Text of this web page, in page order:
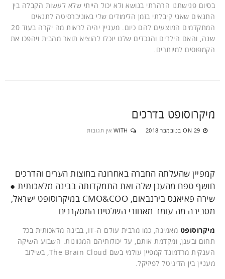
בסיום פגישתנו הרהרתי בנושא ולא יכול הייתי שלא לעשות הקבלה בין
התנאים שאני קיבלתי בזמן הלימודים שלי באוניברסיטה לתנאים
המתקדמים המוצעים להם כיום. מעניין יהיה לראות מה יקרה בעוד 20
שנה, והאם הילדים והנכדים שלנו יוכלו להוציא תואר מהבית ויהפכו את
הקמפוסים למיותרים.
מיקרוסופט בדרכים
ON 29 בנובמבר 2018 WITH אין תגובות
קמפיין שהעלתה החברה באחרונה בחוצות הערים והדרכים
חושף טפח מהענן שלה ואת התמקדותה בבינה מלאכותית ●
שירה פאיאנס בירנבאום, CMO&COO במיקרוסופט ישראל,
מסבירה מה עומד מאחורי השלטים המסקרנים
מיקרוסופט
מאמינה, כמו מרבית עולם ה-IT, בבינה מלאכותית בכל
תחום ובענן, ומקדמת אותם, על יכולותיהם המגוונות. השבוע השיקה
הענקית מרדמונד קמפיין עולמי בשם The Brain Cloud, בשילוב
מעניין בין הדיגיטל לפיזיקל.